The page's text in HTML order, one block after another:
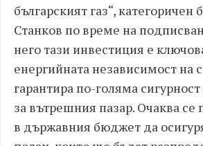
българският газ“,
Станков по време на
него тази инвестиция е
енергийната независимост на
гарантира по-голяма
за вътрешния пазар. Очаква се
в държавния бюджет да